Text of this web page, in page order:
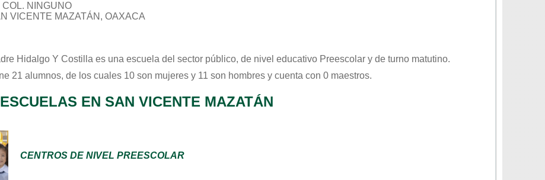
NINGUNO
VICENTE MAZATÁN, OAXACA
Hidalgo Y Costilla es una escuela del sector público, de nivel educativo Preescolar y de turno matutino.
21 alumnos, de los cuales 10 son mujeres y 11 son hombres y cuenta con 0 maestros.
EN SAN VICENTE MAZATÁN
CENTROS DE NIVEL PREESCOLAR